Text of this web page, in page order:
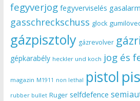
fegyverjog fegyverviselés gasalarm
gasschreckschuss glock
gázpisztoly gázrevolver
gépkarabély heckler und koch jog és
magazin M1911 non lethal pistol
rubber bullet Ruger selfdefence